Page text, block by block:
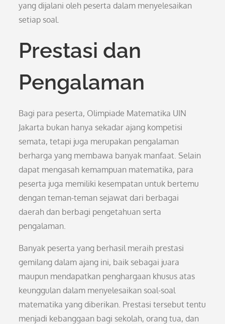
yang dijalani oleh peserta dalam menyelesaikan
setiap soal.
Prestasi dan
Pengalaman
Bagi para peserta, Olimpiade Matematika UIN
Jakarta bukan hanya sekadar ajang kompetisi
semata, tetapi juga merupakan pengalaman
berharga yang membawa banyak manfaat. Selain
dapat mengasah kemampuan matematika, para
peserta juga memiliki kesempatan untuk bertemu
dengan teman-teman sejawat dari berbagai
daerah dan berbagi pengetahuan serta
pengalaman.
Banyak peserta yang berhasil meraih prestasi
gemilang dalam ajang ini, baik sebagai juara
maupun mendapatkan penghargaan khusus atas
keunggulan dalam menyelesaikan soal-soal
matematika yang diberikan. Prestasi tersebut tentu
menjadi kebanggaan bagi sekolah, orang tua, dan